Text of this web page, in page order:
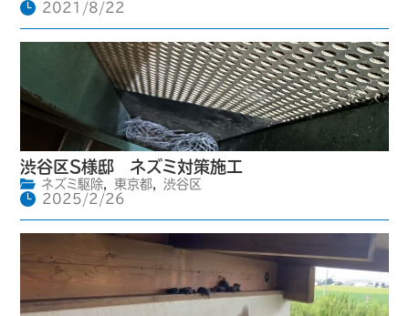
2021/8/22
渋谷区S様邸 ネズミ対策施工
ネズミ駆除, 東京都,
渋谷区
2025/2/26